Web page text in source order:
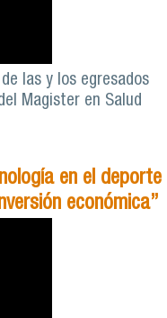
las y los egresados
Magister en Salud
en el deporte
económica”